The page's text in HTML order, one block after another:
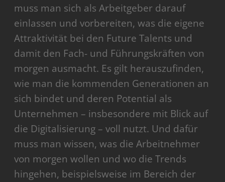
muss man sich als Arbeitgeber darauf
einlassen und vorbereiten, was die eigene
Attraktivität bei den Future Talents und
damit den Fach- und Führungskräften von
morgen ausmacht. Es gilt herauszufinden,
wie man die kommenden Generationen an
sich bindet und deren Potential als
Unternehmen – insbesondere mit Blick auf
die Digitalisierung – voll nutzt. Und dafür
muss man wissen, was die Arbeitnehmer
von morgen wollen und wo die Trends
hingehen, beispielsweise im Bereich der